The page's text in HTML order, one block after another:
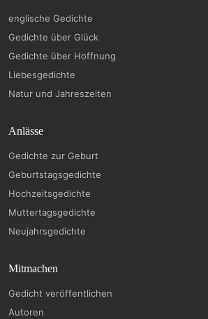
englische Gedichte
Gedichte über Glück
Gedichte über Hoffnung
Liebesgedichte
Natur und Jahreszeiten
Anlässe
Gedichte zur Geburt
Geburtstagsgedichte
Hochzeitsgedichte
Muttertagsgedichte
Neujahrsgedichte
Mitmachen
Gedicht veröffentlichen
Autoren